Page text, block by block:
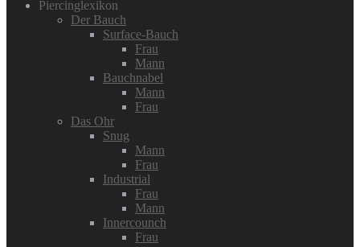
Piercinglexikon
Der Bauch
Surface-Bauch
Frau
Mann
Bauchnabel
Mann
Frau
Das Ohr
Snug
Mann
Frau
Industrial
Frau
Mann
Innercounch
Frau